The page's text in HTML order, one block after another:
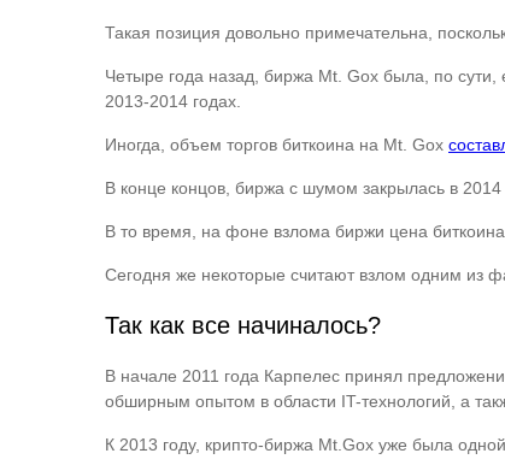
Такая позиция довольно примечательна,
Четыре года назад, биржа Mt. Gox была, по
2013-2014 годах.
Иногда, объем торгов биткоина на Mt. Gox
В конце концов, биржа с шумом закрылась в 2014
В то время, на фоне взлома биржи цена
Сегодня же некоторые считают взлом одним из
Так как все начиналось?
В начале 2011 года Карпелес принял
обширным опытом в области IT-технологий, а
К 2013 году, крипто-биржа Mt.Gox уже была